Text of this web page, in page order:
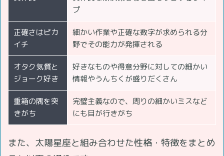
プ
正確さはピカ
イチ
細かい作業や正確な数字が求められる分
野でその能力が発揮される
オタク気質と
ジョーク好き
好きなものや得意分野に対しての細かい
情報やうんちくが盛りだくさん
重箱の隅を突
きがち
完璧主義なので、周りの細かいミスなど
にも目が行きがち
また、太陽星座と組み合わせた性格・特徴をまとめ